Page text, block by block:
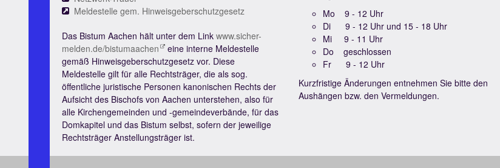
Meldestelle gem. Hinweisgeberschutzgesetz
Das Bistum Aachen hält unter dem Link www.sicher-
melden.de/bistumaachen eine interne Meldestelle
gemäß Hinweisgeberschutzgesetz vor. Diese
Meldestelle gilt für alle Rechtsträger, die als sog.
öffentliche juristische Personen kanonischen Rechts der
Aufsicht des Bischofs von Aachen unterstehen, also für
alle Kirchengemeinden und -gemeindeverbände, für das
Domkapitel und das Bistum selbst, sofern der jeweilige
Rechtsträger Anstellungsträger ist.
Mo 9 - 12 Uhr
Di 9 - 12 Uhr und 15 - 18 Uhr
Mi 9 - 11 Uhr
Do geschlossen
Fr 9 - 12 Uhr
Kurzfristige Änderungen entnehmen Sie bitte den
Aushängen bzw. den Vermeldungen.